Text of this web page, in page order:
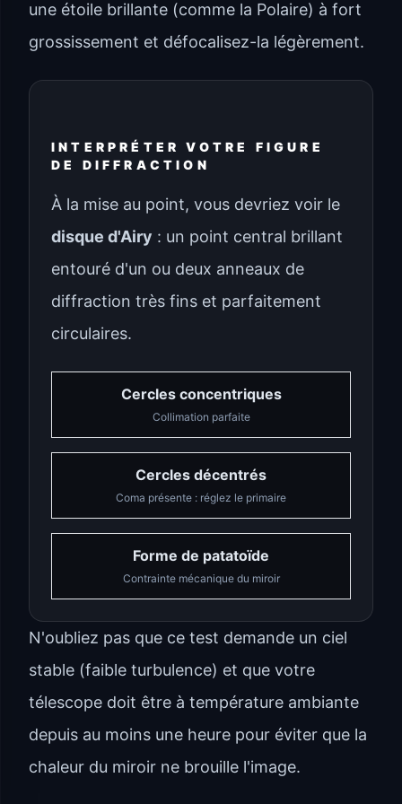
une étoile brillante (comme la Polaire) à fort
grossissement et défocalisez-la légèrement.
INTERPRÉTER VOTRE FIGURE
DE DIFFRACTION
À la mise au point, vous devriez voir le
disque d'Airy : un point central brillant
entouré d'un ou deux anneaux de
diffraction très fins et parfaitement
circulaires.
Cercles concentriques
Collimation parfaite
Cercles décentrés
Coma présente : réglez le primaire
Forme de patatoïde
Contrainte mécanique du miroir
N'oubliez pas que ce test demande un ciel
stable (faible turbulence) et que votre
télescope doit être à température ambiante
depuis au moins une heure pour éviter que la
chaleur du miroir ne brouille l'image.